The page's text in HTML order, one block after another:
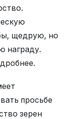
щедрую, но
награду.
просьбе
зерен